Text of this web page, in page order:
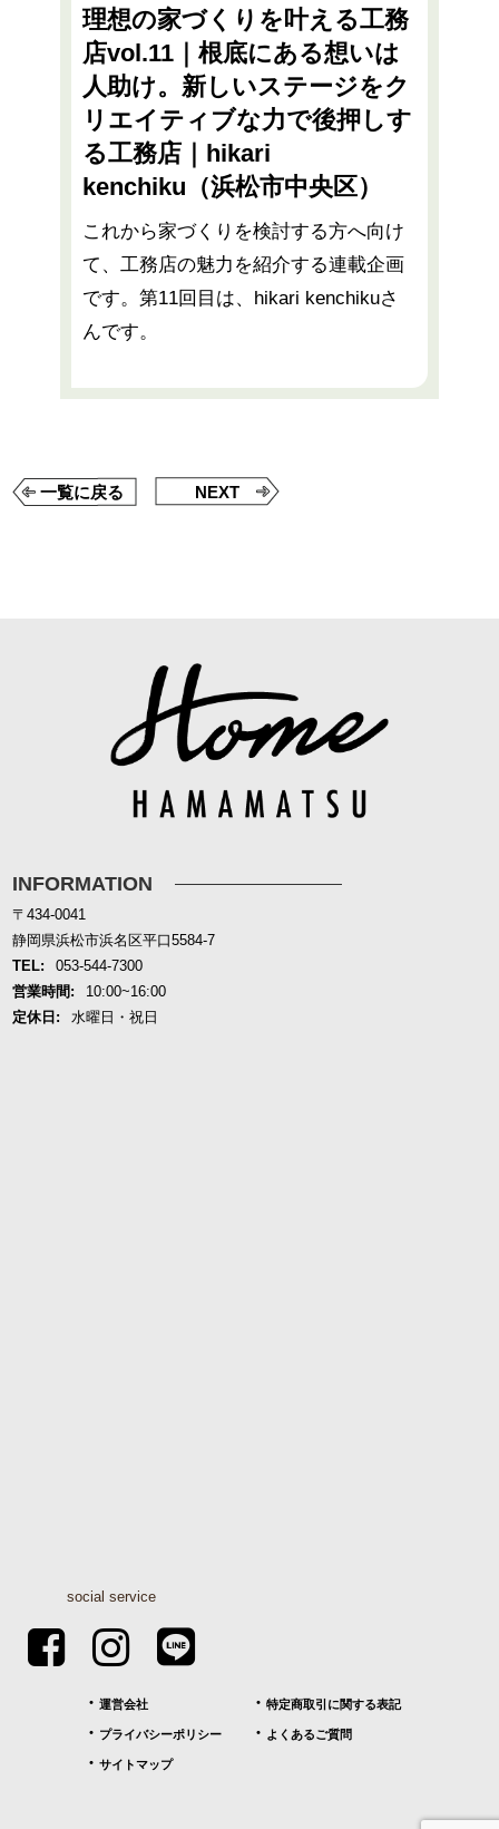
理想の家づくりを叶える工務
店vol.11｜根底にある想いは
人助け。新しいステージをク
リエイティブな力で後押しす
る工務店｜hikari
kenchiku（浜松市中央区）
これから家づくりを検討する方へ向け
て、工務店の魅力を紹介する連載企画
です。第11回目は、hikari kenchikuさ
んです。
一覧に戻る NEXT
INFORMATION
〒434-0041
静岡県浜松市浜名区平口5584-7
TEL:
053-544-7300
営業時間:
10:00~16:00
定休日:
水曜日・祝日
social service
運営会社 特定商取引に関する表記
プライバシーポリシー よくあるご質問
サイトマップ